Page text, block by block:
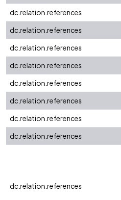
dc.relation.references
dc.relation.references
dc.relation.references
dc.relation.references
dc.relation.references
dc.relation.references
dc.relation.references
dc.relation.references
dc.relation.references